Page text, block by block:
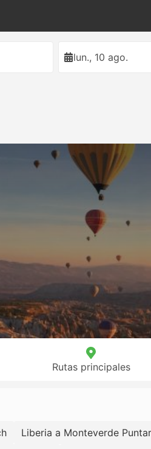
lun., 10 ago.
Rutas principales
Liberia a Monteverde